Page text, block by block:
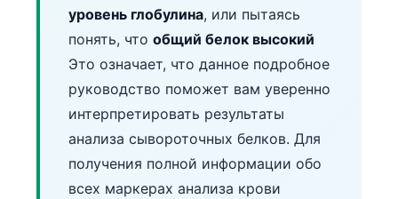
уровень глобулина, или пытаясь
понять, что общий белок высокий
Это означает, что данное подробное
руководство поможет вам уверенно
интерпретировать результаты
анализа сывороточных белков. Для
получения полной информации обо
всех маркерах анализа крови